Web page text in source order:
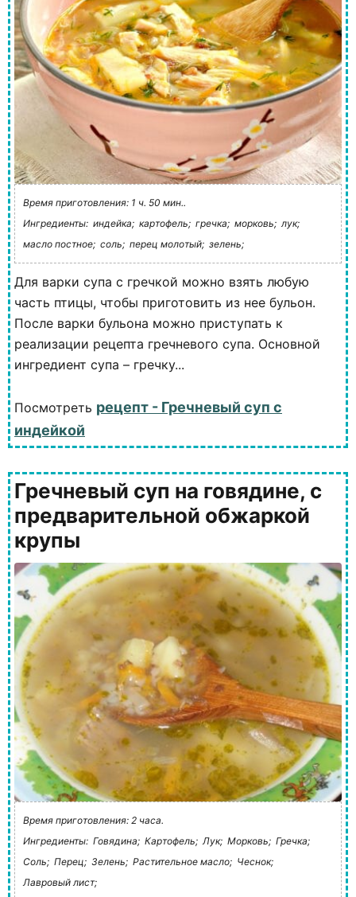
Время приготовления: 1 ч. 50 мин..
Ингредиенты: индейка; картофель; гречка; морковь; лук;
масло постное; соль; перец молотый; зелень;
Для варки супа с гречкой можно взять любую
часть птицы, чтобы приготовить из нее бульон.
После варки бульона можно приступать к
реализации рецепта гречневого супа. Основной
ингредиент супа – гречку...
Посмотреть рецепт - Гречневый суп с
индейкой
Гречневый суп на говядине, с
предварительной обжаркой
крупы
Время приготовления: 2 часа.
Ингредиенты: Говядина; Картофель; Лук; Морковь; Гречка;
Соль; Перец; Зелень; Растительное масло; Чеснок;
Лавровый лист;